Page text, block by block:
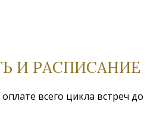
И РАСПИСАНИЕ
всего цикла встреч до